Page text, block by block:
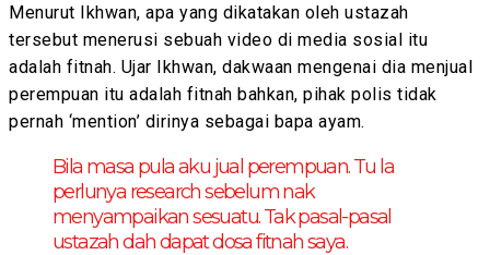
Menurut Ikhwan, apa yang dikatakan oleh ustazah
tersebut menerusi sebuah video di media sosial itu
adalah fitnah. Ujar Ikhwan, dakwaan mengenai dia menjual
perempuan itu adalah fitnah bahkan, pihak polis tidak
pernah ‘mention’ dirinya sebagai bapa ayam.
Bila masa pula aku jual perempuan. Tu la
perlunya research sebelum nak
menyampaikan sesuatu. Tak pasal-pasal
ustazah dah dapat dosa fitnah saya.